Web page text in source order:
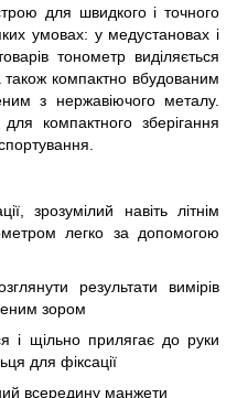
для швидкого і точного
умовах: у медустановах і
тонометр виділяється
компактно вбудованим
з нержавіючого металу.
компактного зберігання
зрозумілий навіть літнім
легко за допомогою
результати вимірів
зором
і щільно прилягає до руки
для фіксації
всередину манжети